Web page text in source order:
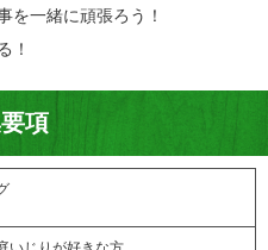
を一緒に頑張ろう！
！
項